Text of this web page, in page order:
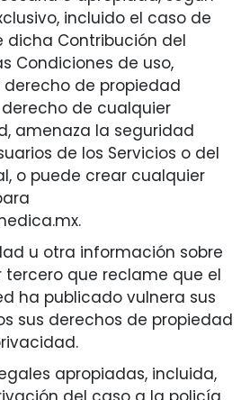
incluido el caso de
dicha Contribución del
Condiciones de uso,
de propiedad
de cualquier
amenaza la seguridad
de los Servicios o del
o puede crear cualquier
u otra información sobre
que reclame que el
ha publicado vulnera sus
sus derechos de propiedad
apropiadas, incluida,